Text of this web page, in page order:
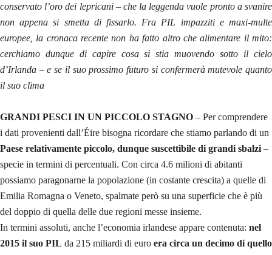
conservato l’oro dei lepricani – che la leggenda vuole pronto a svanire
non appena si smetta di fissarlo. Fra PIL impazziti e maxi-multe
europee, la cronaca recente non ha fatto altro che alimentare il mito:
cerchiamo dunque di capire cosa si stia muovendo sotto il cielo
d’Irlanda – e se il suo prossimo futuro si confermerà mutevole quanto
il suo clima
GRANDI PESCI IN UN PICCOLO STAGNO – Per comprendere
i dati provenienti dall’Éire bisogna ricordare che stiamo parlando di un
Paese relativamente piccolo, dunque suscettibile di grandi sbalzi –
specie in termini di percentuali. Con circa 4.6 milioni di abitanti
possiamo paragonarne la popolazione (in costante crescita) a quelle di
Emilia Romagna o Veneto, spalmate però su una superficie che è più
del doppio di quella delle due regioni messe insieme.
In termini assoluti, anche l’economia irlandese appare contenuta: nel
2015 il suo PIL da 215 miliardi di euro era circa un decimo di quello